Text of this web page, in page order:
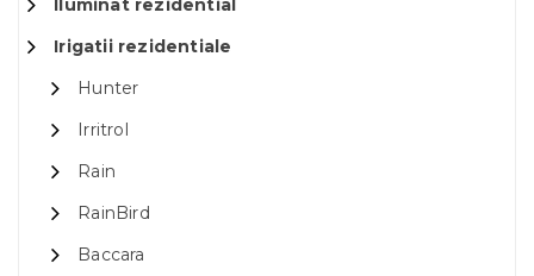
Irigatii rezidentiale
Hunter
Irritrol
Rain
RainBird
Baccara